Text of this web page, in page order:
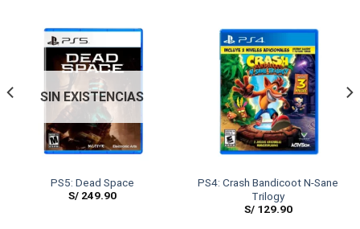
SIN EXISTENCIAS
PS5: Dead Space
S/249.90
PS4: Crash Bandicoot N-Sane
Trilogy
S/129.90